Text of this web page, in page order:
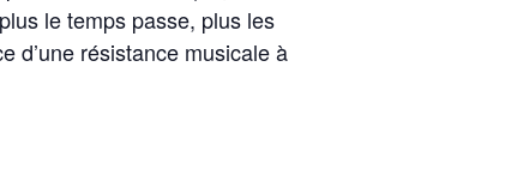
le temps passe, plus les
d’une résistance musicale à